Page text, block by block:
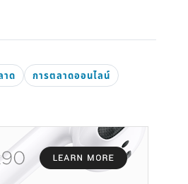
าด การตลาดออนไลน์